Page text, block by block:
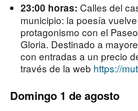
23:00 horas: Calles del
municipio: la poesía
protagonismo con el
Gloria. Destinado a
con entradas a un precio
través de la web https://
Domingo 1 de agosto